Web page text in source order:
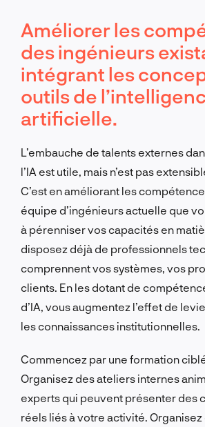
Améliorer les
des ingénieurs
intégrant les
outils de
artificielle.
L’embauche de talents externes
l’IA est utile, mais n’est pas
C’est en améliorant les
équipe d’ingénieurs actuelle que
à pérenniser vos capacités en
disposez déjà de professionnels
comprennent vos systèmes, vos
clients. En les dotant de
d’IA, vous augmentez l’effet de
les connaissances institutionnelles.
Commencez par une formation
Organisez des ateliers internes
experts qui peuvent présenter des
réels liés à votre activité.